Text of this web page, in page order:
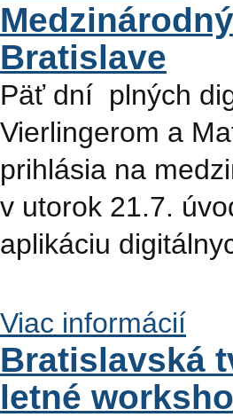
Bratislave
Päť dní plných
Vierlingerom a
prihlásia na
v utorok 21.7.
aplikáciu
Viac informácií
Bratislavská
letné